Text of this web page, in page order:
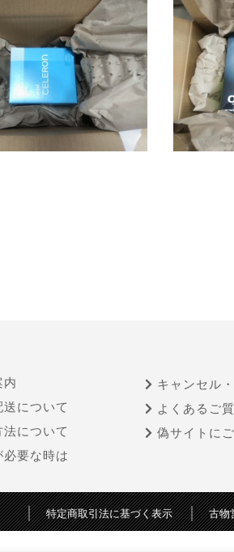
内
について
法について
必要な時は
キャンセル
よくあるご
偽サイトに
特定商取引法に基づく表示 古物